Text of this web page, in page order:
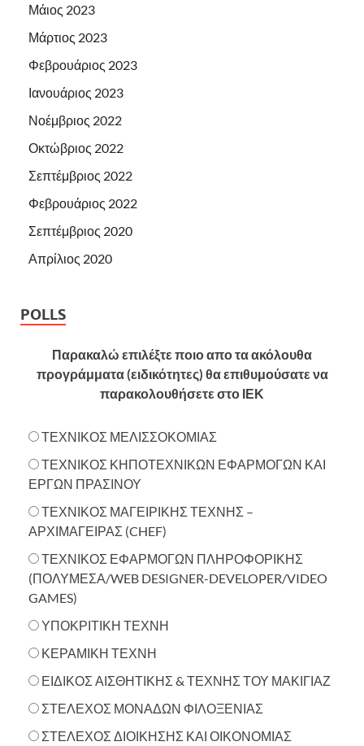
Μάιος 2023
Μάρτιος 2023
Φεβρουάριος 2023
Ιανουάριος 2023
Νοέμβριος 2022
Οκτώβριος 2022
Σεπτέμβριος 2022
Φεβρουάριος 2022
Σεπτέμβριος 2020
Απρίλιος 2020
POLLS
Παρακαλώ επιλέξτε ποιο απο τα ακόλουθα
προγράμματα (ειδικότητες) θα επιθυμούσατε να
παρακολουθήσετε στο ΙΕΚ
ΤΕΧΝΙΚΟΣ ΜΕΛΙΣΣΟΚΟΜΙΑΣ
ΤΕΧΝΙΚΟΣ ΚΗΠΟΤΕΧΝΙΚΩΝ ΕΦΑΡΜΟΓΩΝ ΚΑΙ
ΕΡΓΩΝ ΠΡΑΣΙΝΟΥ
ΤΕΧΝΙΚΟΣ ΜΑΓΕΙΡΙΚΗΣ ΤΕΧΝΗΣ –
ΑΡΧΙΜΑΓΕΙΡΑΣ (CHEF)
ΤΕΧΝΙΚΟΣ ΕΦΑΡΜΟΓΩΝ ΠΛΗΡΟΦΟΡΙΚΗΣ
(ΠΟΛΥΜΕΣΑ/WEB DESIGNER-DEVELOPER/VIDEO
GAMES)
ΥΠΟΚΡΙΤΙΚΗ ΤΕΧΝΗ
ΚΕΡΑΜΙΚΗ ΤΕΧΝΗ
ΕΙΔΙΚΟΣ ΑΙΣΘΗΤΙΚΗΣ & ΤΕΧΝΗΣ ΤΟΥ ΜΑΚΙΓΙΑΖ
ΣΤΕΛΕΧΟΣ ΜΟΝΑΔΩΝ ΦΙΛΟΞΕΝΙΑΣ
ΣΤΕΛΕΧΟΣ ΔΙΟΙΚΗΣΗΣ ΚΑΙ ΟΙΚΟΝΟΜΙΑΣ